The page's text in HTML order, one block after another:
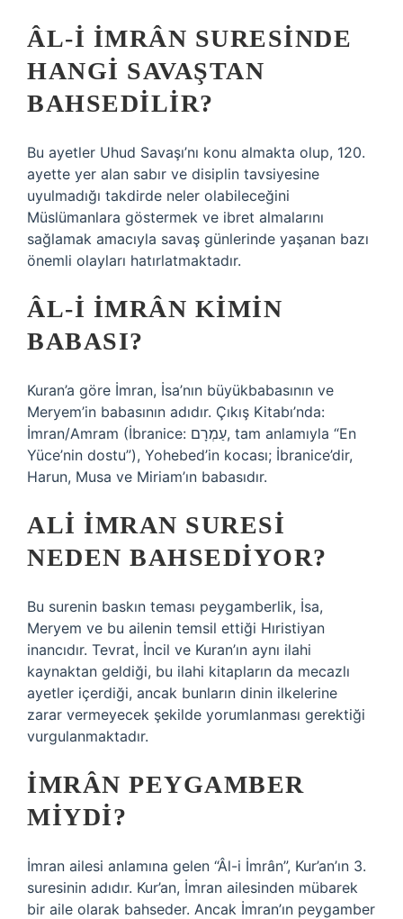
ÂL-I İMRÂN SURESINDE
HANGI SAVAŞTAN
BAHSEDILIR?
Bu ayetler Uhud Savaşı’nı konu almakta olup, 120.
ayette yer alan sabır ve disiplin tavsiyesine
uyulmadığı takdirde neler olabileceğini
Müslümanlara göstermek ve ibret almalarını
sağlamak amacıyla savaş günlerinde yaşanan bazı
önemli olayları hatırlatmaktadır.
ÂL-I İMRÂN KIMIN
BABASI?
Kuran’a göre İmran, İsa’nın büyükbabasının ve
Meryem’in babasının adıdır. Çıkış Kitabı’nda:
İmran/Amram (İbranice: עַמְרָם‎, tam anlamıyla “En
Yüce’nin dostu”), Yohebed’in kocası; İbranice’dir,
Harun, Musa ve Miriam’ın babasıdır.
ALI İMRAN SURESI
NEDEN BAHSEDIYOR?
Bu surenin baskın teması peygamberlik, İsa,
Meryem ve bu ailenin temsil ettiği Hıristiyan
inancıdır. Tevrat, İncil ve Kuran’ın aynı ilahi
kaynaktan geldiği, bu ilahi kitapların da mecazlı
ayetler içerdiği, ancak bunların dinin ilkelerine
zarar vermeyecek şekilde yorumlanması gerektiği
vurgulanmaktadır.
İMRÂN PEYGAMBER
MIYDI?
İmran ailesi anlamına gelen “Âl-i İmrân”, Kur’an’ın 3.
suresinin adıdır. Kur’an, İmran ailesinden mübarek
bir aile olarak bahseder. Ancak İmran’ın peygamber